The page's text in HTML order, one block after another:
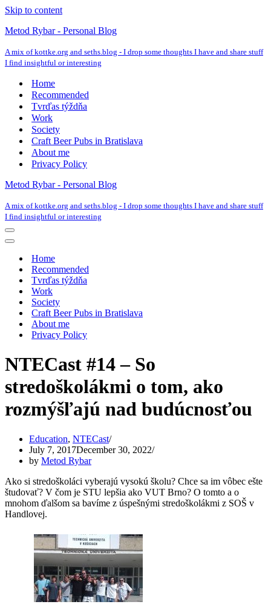
Skip to content
Metod Rybar - Personal Blog
A mix of kottke.org and seths.blog - I drop some thoughts I have and share stuff
I find insightful or interesting
Home
Recommended
Tvrďas týždňa
Work
Society
Craft Beer Pubs in Bratislava
About me
Privacy Policy
Metod Rybar - Personal Blog
A mix of kottke.org and seths.blog - I drop some thoughts I have and share stuff
I find insightful or interesting
Navigation
Menu
Navigation
Home
Recommended
Tvrďas týždňa
Work
Society
Craft Beer Pubs in Bratislava
About me
Privacy Policy
NTECast #14 – So
stredoškolákmi o tom, ako
rozmýšľajú nad budúcnosťou
Education, NTECast
July 7, 2017December 30, 2022
by Metod Rybar
Ako si stredoškoláci vyberajú vysokú školu? Chce sa im vôbec ešte
študovať? V čom je STU lepšia ako VUT Brno? O tomto a o
mnohom ďalšom sa bavíme z úspešnými stredoškolákmi z SOŠ v
Handlovej.